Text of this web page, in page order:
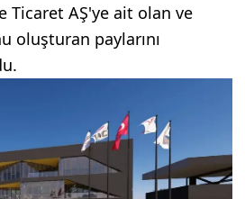
Ticaret AŞ'ye ait olan ve
oluşturan paylarını